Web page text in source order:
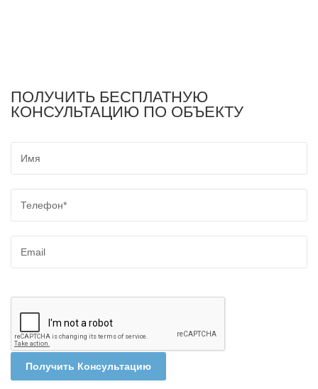
ПОЛУЧИТЬ БЕСПЛАТНУЮ
КОНСУЛЬТАЦИЮ ПО ОБЪЕКТУ
Получить Консультацию